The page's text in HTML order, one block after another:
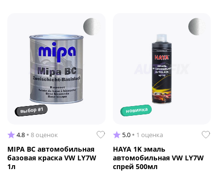
выбор #1
4.8 8 оценок
MIPA BC автомобильная
базовая краска VW LY7W
1л
новинка
5.0 1 оценка
HAYA 1K эмаль
автомобильная VW LY7W
спрей 500мл